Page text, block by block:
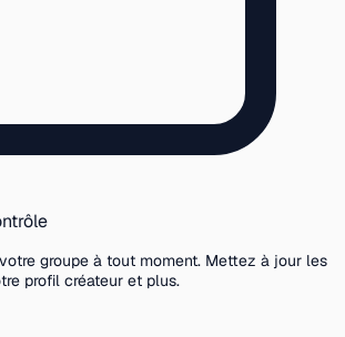
groupe à tout moment. Mettez à jour les
profil créateur et plus.